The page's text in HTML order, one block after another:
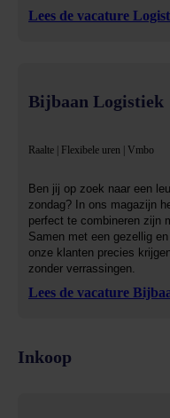
Lees de vacature
Bijbaan Logistiek
Raalte | Flexibele uren | Vmbo
Ben jij op zoek naar een
zondag? In ons magazijn
perfect te combineren zijn
Samen met een gezellig
onze klanten precies
zonder verrassingen.
Lees de vacature
Inkoop